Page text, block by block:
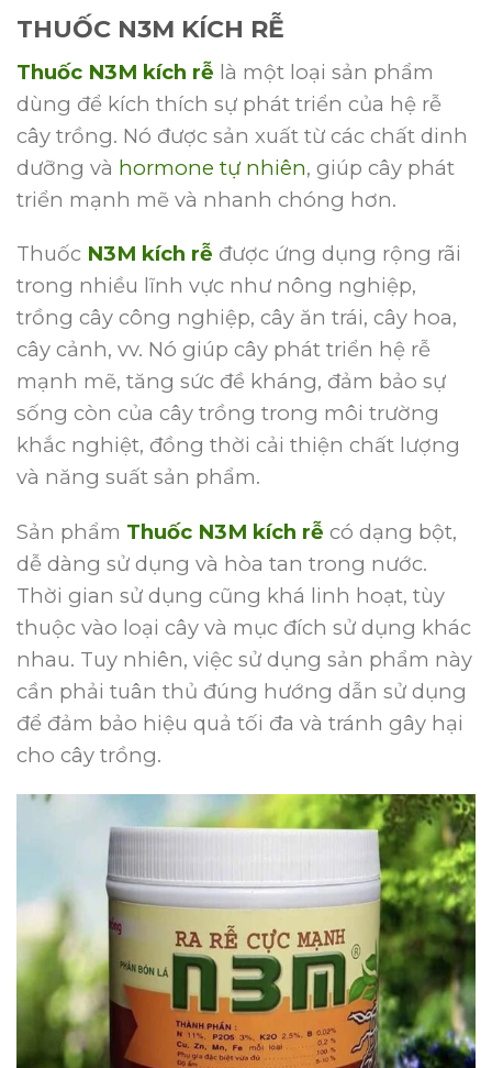
THUỐC N3M KÍCH RỄ
Thuốc N3M kích rễ là một loại sản phẩm
dùng để kích thích sự phát triển của hệ rễ
cây trồng. Nó được sản xuất từ các chất dinh
dưỡng và hormone tự nhiên, giúp cây phát
triển mạnh mẽ và nhanh chóng hơn.
Thuốc N3M kích rễ được ứng dụng rộng rãi
trong nhiều lĩnh vực như nông nghiệp,
trồng cây công nghiệp, cây ăn trái, cây hoa,
cây cảnh, vv. Nó giúp cây phát triển hệ rễ
mạnh mẽ, tăng sức đề kháng, đảm bảo sự
sống còn của cây trồng trong môi trường
khắc nghiệt, đồng thời cải thiện chất lượng
và năng suất sản phẩm.
Sản phẩm Thuốc N3M kích rễ có dạng bột,
dễ dàng sử dụng và hòa tan trong nước.
Thời gian sử dụng cũng khá linh hoạt, tùy
thuộc vào loại cây và mục đích sử dụng khác
nhau. Tuy nhiên, việc sử dụng sản phẩm này
cần phải tuân thủ đúng hướng dẫn sử dụng
để đảm bảo hiệu quả tối đa và tránh gây hại
cho cây trồng.